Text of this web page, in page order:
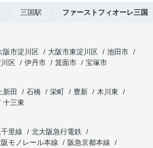
三国駅 ファーストフィオーレ三国
阪市淀川区 大阪市東淀川区
池田市
区 伊丹市 箕面市
宝塚市
新田 石橋 栄町 豊新
木川東
十三東
里線
北大阪急行電鉄
阪モノレール本線
阪急京都本線